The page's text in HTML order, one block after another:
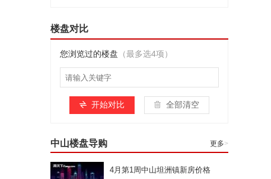
楼盘对比
您浏览过的楼盘 （最多选4项）
开始对比 全部清空
中山楼盘导购 更多>
4月第1周中山坦洲镇新房价格